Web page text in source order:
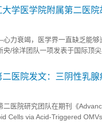
了全新路径。 图形摘要 研究背...
学医学院附属第二医
致心功能恶化的心肌纤
力衰竭，医学界一直缺乏能够
央/徐洋团队一项发表于国际顶
样精准靶向病变心脏，重塑局
医院发文：三阴性乳
二医院研究团队在期刊《
Cells via Acid-Triggered